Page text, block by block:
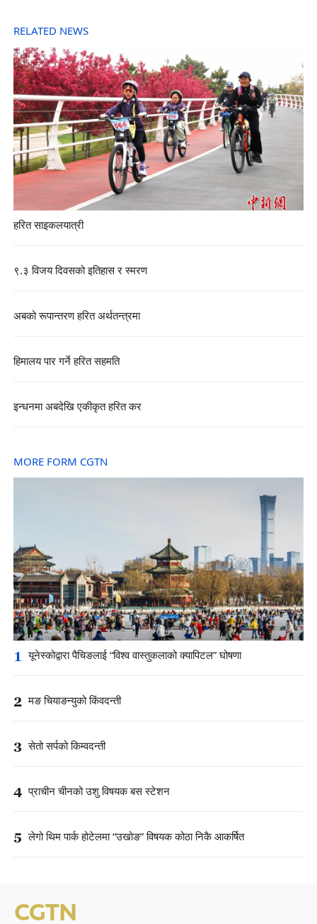
RELATED NEWS
हरित साइकलयात्री
९.३ विजय दिवसको इतिहास र स्मरण
अबको रूपान्तरण हरित अर्थतन्त्रमा
हिमालय पार गर्ने हरित सहमति
इन्धनमा अबदेखि एकीकृत हरित कर
MORE FORM CGTN
1 यूनेस्कोद्वारा पैचिङलाई “विश्व वास्तुकलाको क्यापिटल” घोषणा
2 मङ चियाङन्युको किंवदन्ती
3 सेतो सर्पको किम्वदन्ती
4 प्राचीन चीनको उशु विषयक बस स्टेशन
5 लेगो थिम पार्क होटेलमा “उखोङ” विषयक कोठा निकै आकर्षित